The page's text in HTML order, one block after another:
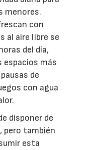
menores.
con
al aire libre se
del día,
espacios más
de
con agua
disponer de
pero también
esta